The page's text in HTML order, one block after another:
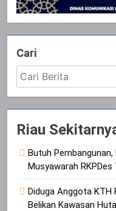
Cari
Riau
Butuh
Musyawarah RKPDes
Diduga Anggota KTH
Belikan Kawasan